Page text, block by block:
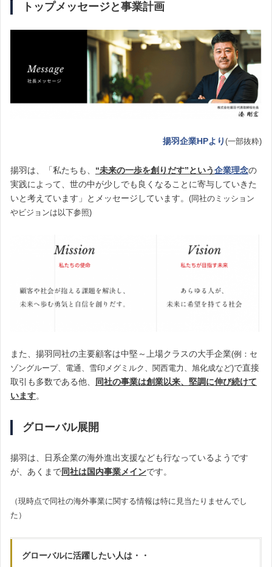
トップメッセージと事業計画
揚羽企業HPより (一部抜粋)
揚羽は、「私たちも、 “未来の一歩を創りだす”という企業理念の
実践によって、世の中が少しでも良くなることに寄与していきた
いと考えています」とメッセージしています。 (同社のミッション
やビジョンは以下参照)
また、揚羽同社の主要顧客は中堅～上場クラスの大手企業(例：セ
ゾングループ、電通、雪印メグミルク、関西電力、旭化成など)で直接
取引も多数である他、
同社の事業は創業以来、堅調に伸び続けて
います。
グローバル展開
揚羽は、日系企業の海外進出支援なども行なっているようです
が、あくまで同社は国内事業メインです。
（現時点で同社の海外事業に関する情報は特に見当たりませんでし
た）
グローバルに活躍したい人は・・